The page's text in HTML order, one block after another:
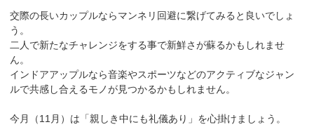
交際の長いカップルならマンネリ回避に繋げてみると良いでしょ
う。
二人で新たなチャレンジをする事で新鮮さが蘇るかもしれませ
ん。
インドアアップルなら音楽やスポーツなどのアクティブなジャン
ルで共感し合えるモノが見つかるかもしれません。
今月（11月）は「親しき中にも礼儀あり」を心掛けましょう。